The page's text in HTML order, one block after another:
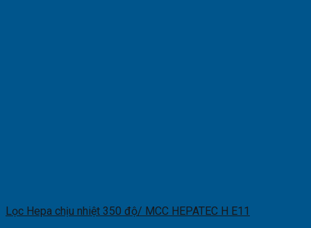
Lọc Hepa chịu nhiệt 350 độ/ MCC HEPATEC H E11